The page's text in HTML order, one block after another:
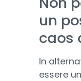
un
caos
In
essere